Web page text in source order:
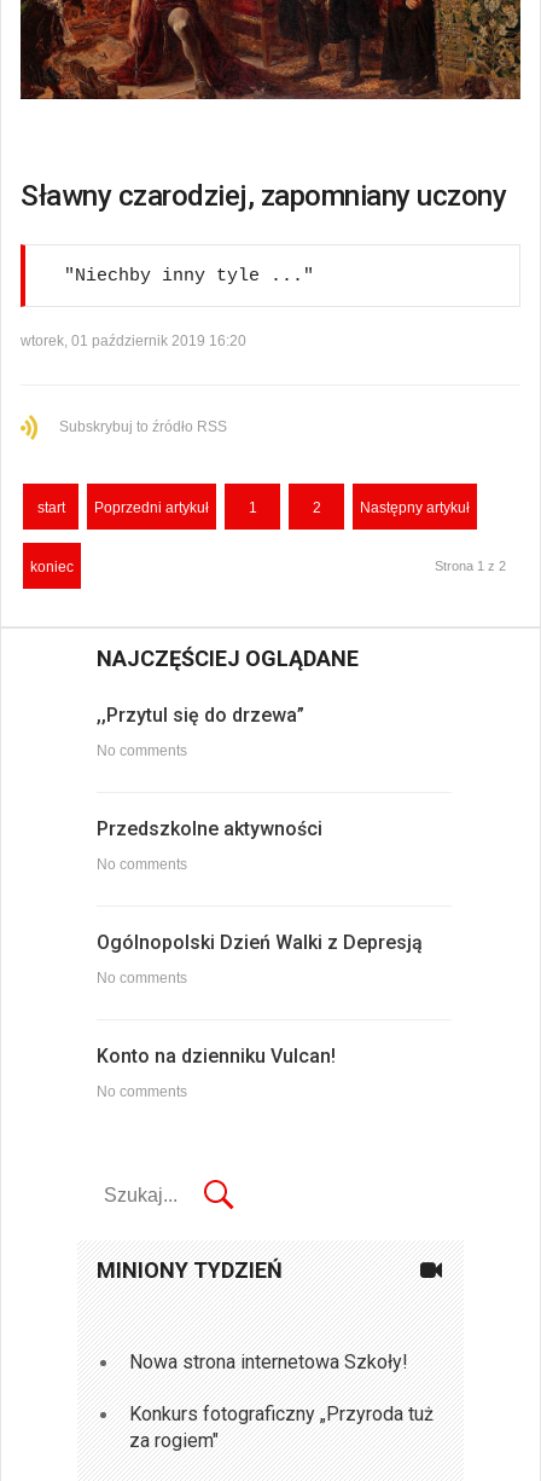
Sławny czarodziej, zapomniany uczony
"Niechby inny tyle ..."
wtorek, 01 październik 2019 16:20
Subskrybuj to źródło RSS
start Poprzedni artykuł 1 2 Następny artykuł
koniec Strona 1 z 2
NAJCZĘŚCIEJ OGLĄDANE
,,Przytul się do drzewa”
No comments
Przedszkolne aktywności
No comments
Ogólnopolski Dzień Walki z Depresją
No comments
Konto na dzienniku Vulcan!
No comments
MINIONY TYDZIEŃ
Nowa strona internetowa Szkoły!
Konkurs fotograficzny „Przyroda tuż
za rogiem"